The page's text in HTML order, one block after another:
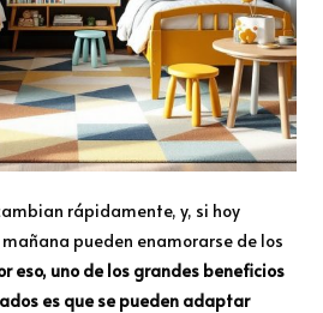
rápidamente, y, si hoy
pueden enamorarse de los
eso, uno de los grandes beneficios
es que se pueden adaptar